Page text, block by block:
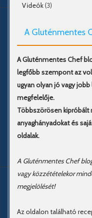
Videók(3)
A Gluténmentes
A Gluténmentes Chef
legfőbb szempont az
ugyan olyan jó vagy
megfelelője.
Többszörösen
anyaghányadokat és
oldalak.
A Gluténmentes Chef
vagy közzétételekor
megjelölését!
Az oldalon található